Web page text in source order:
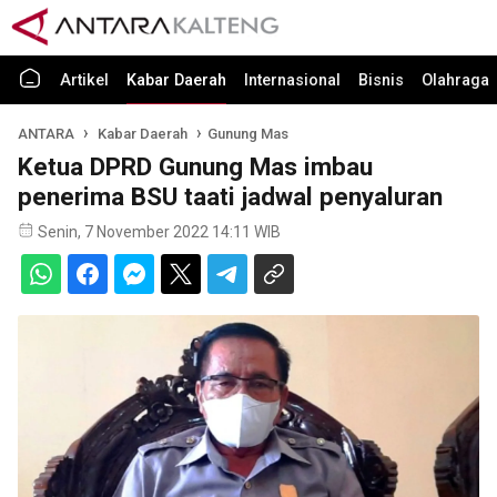
Artikel Kabar Daerah Internasional Bisnis Olahraga
ANTARA Kabar Daerah Gunung Mas
Ketua DPRD Gunung Mas imbau
penerima BSU taati jadwal penyaluran
Senin, 7 November 2022 14:11 WIB